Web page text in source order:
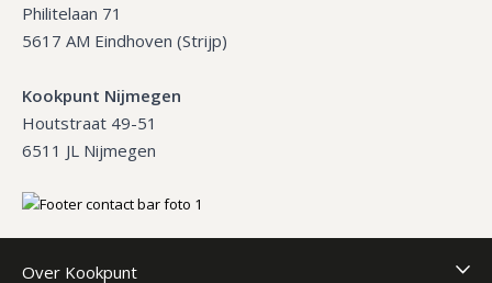
Philitelaan 71
5617 AM Eindhoven (Strijp)
Kookpunt Nijmegen
Houtstraat 49-51
6511 JL Nijmegen
Over Kookpunt